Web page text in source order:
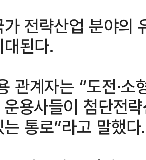
전략산업 분야의
된다.
관계자는 “도전·
운용사들이 첨단전
통로”라고 말했다.